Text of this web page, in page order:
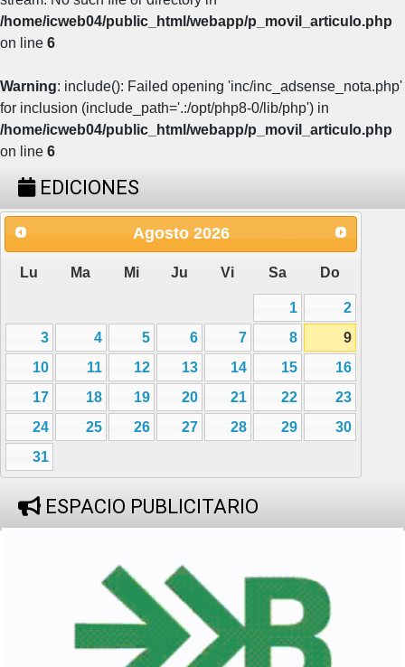
/home/icweb04/public_html/webapp/p_movil_articulo.php
on line 6
Warning: include(): Failed opening 'inc/inc_adsense_nota.php'
for inclusion (include_path='.:/opt/php8-0/lib/php') in
/home/icweb04/public_html/webapp/p_movil_articulo.php
on line 6
EDICIONES
Agosto 2026
Lu Ma Mi Ju Vi Sa Do
1
2
3
4 5 6 7 8
9
10
11 12 13 14 15
16
17
18 19 20 21 22
23
24
25 26 27 28 29
30
31
ESPACIO PUBLICITARIO